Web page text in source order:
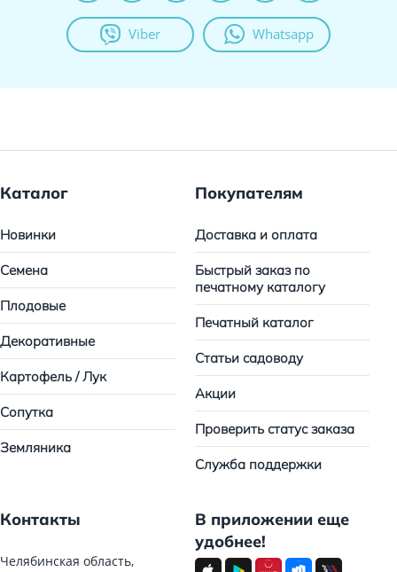
Viber Whatsapp
Каталог
Новинки
Семена
Плодовые
Декоративные
Картофель / Лук
Сопутка
Земляника
Покупателям
Доставка и оплата
Быстрый заказ по
печатному каталогу
Печатный каталог
Статьи садоводу
Акции
Проверить статус заказа
Служба поддержки
Контакты
Челябинская область,
В приложении еще
удобнее!